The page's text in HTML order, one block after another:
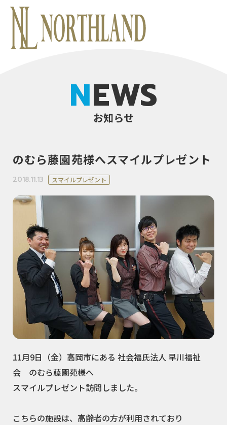
NEWS
お知らせ
のむら藤園苑様へスマイルプレゼント
2018.11.13 スマイルプレゼント
11月9日（金）高岡市にある 社会福氏法人 早川福祉
会 のむら藤園苑様へ
スマイルプレゼント訪問しました。
こちらの施設は、高齢者の方が利用されており